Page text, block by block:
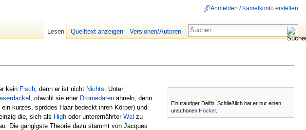
Ein trauriger Delfin. Schließlich hat er nur einen
unschönen Höcker.
kein Fisch , denn er ist nicht Nichts . Unter
, obwohl sie eher Dromedaren ähneln, denn
kurzes, sprödes Haar bedeckt ihren Körper) und
die, sich als High oder unterernährter Wal zu
Die gängigste Theorie dazu stammt von Jacques
Anmelden / Kamelkonto erstellen
Lesen Quelltext anzeigen Versionen/Autoren